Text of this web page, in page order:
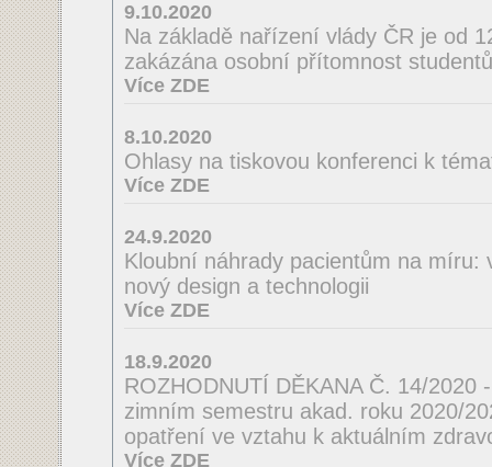
9.10.2020
Na základě nařízení vlády ČR je od
zakázána osobní přítomnost
Více ZDE
8.10.2020
Ohlasy na tiskovou konferenci k
Více ZDE
24.9.2020
Kloubní náhrady pacientům na míru:
nový design a technologii
Více ZDE
18.9.2020
ROZHODNUTÍ DĚKANA Č. 14/2020
zimním semestru akad. roku 2020/
opatření ve vztahu k aktuálním
Více ZDE